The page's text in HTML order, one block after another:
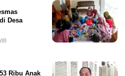
Desa
Ribu Anak